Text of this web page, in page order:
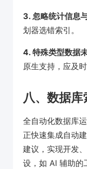
3. 忽略统计信息
划器选错索引。
4. 特殊类型数据
原生支持，应及
八、数据
全自动化数据库
正快速集成自动
建议，实现开发
设，如 AI 辅助的